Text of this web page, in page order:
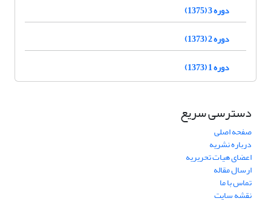
دوره 3 (1375)
دوره 2 (1373)
دوره 1 (1373)
دسترسی سریع
صفحه اصلی
درباره نشریه
اعضای هیات تحریریه
ارسال مقاله
تماس با ما
نقشه سایت